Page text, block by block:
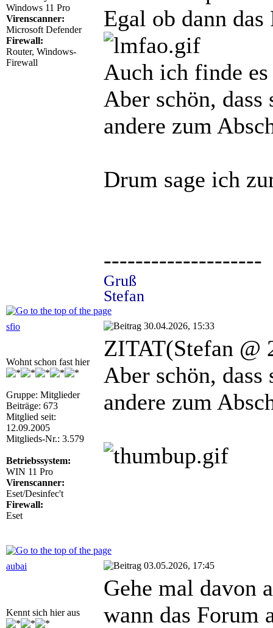
Windows 11 Pro
Virenscanner:
Microsoft Defender
Firewall:
Router, Windows-
Firewall
Egal ob dann
Auch ich finde es
Aber schön,
andere zum
Drum sage ich
--------------------
Gruß
Stefan
sfio 30.04.2026, 15:33
Wohnt schon fast hier
Gruppe: Mitglieder
Beiträge: 673
Mitglied seit:
12.09.2005
Mitglieds-Nr.: 3.579
Betriebssystem:
WIN 11 Pro
Virenscanner:
Eset/Desinfec't
Firewall:
Eset
ZITAT(Stefan @
Aber schön,
andere zum
aubai 03.05.2026, 17:45
Kennt sich hier aus
Gehe mal davon
wann das Forum